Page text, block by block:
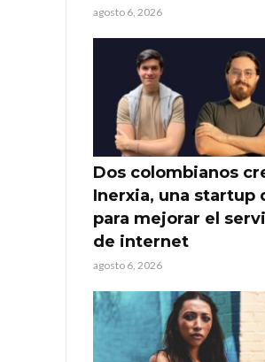
agosto 6, 2026
Dos colombianos
Inerxia, una startup
para mejorar el
de internet
agosto 6, 2026